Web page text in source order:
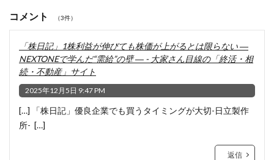
コメント （3件）
「株日記」1株利益が伸びても株価が上がるとは限らない ―
NEXTONEで学んだ“需給”の壁 ― - 大家さん目線の「終活・相
続・不動産」サイト
2025年12月5日 9:47 PM
[…] 「株日記」優良企業でも買うタイミングが大切-日立製作
所- […]
返信